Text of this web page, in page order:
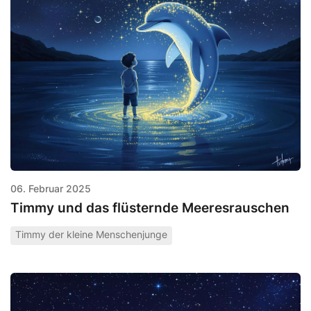
06. Februar 2025
Timmy und das flüsternde Meeresrauschen
Timmy der kleine Menschenjunge